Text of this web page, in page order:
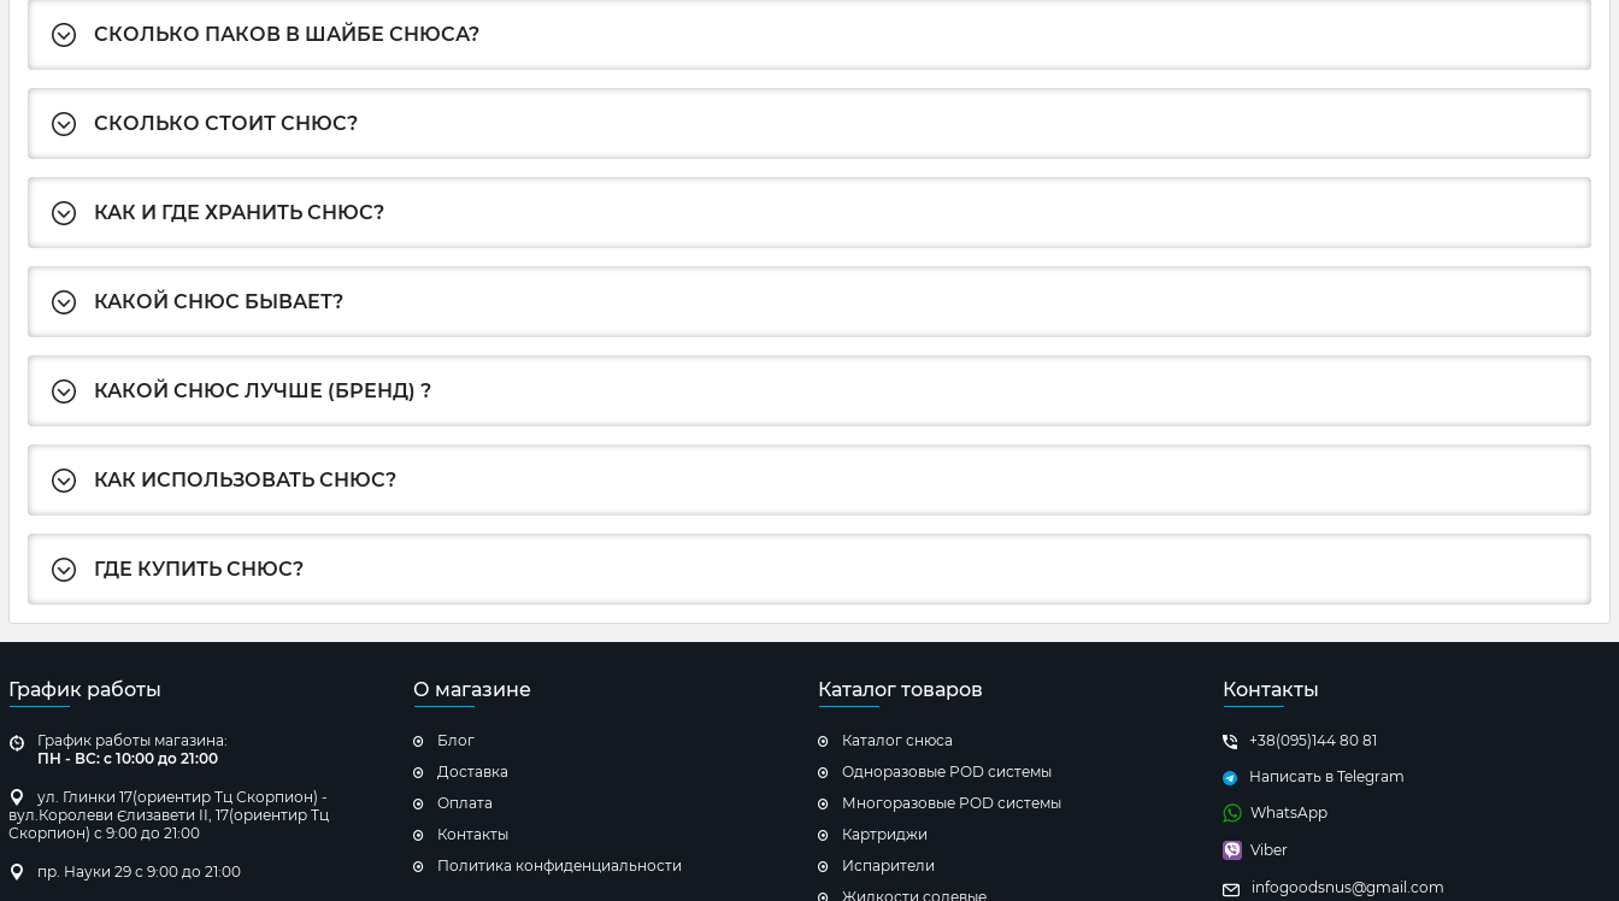
СКОЛЬКО ПАКОВ В ШАЙБЕ СНЮСА?
СКОЛЬКО СТОИТ СНЮС?
КАК И ГДЕ ХРАНИТЬ СНЮС?
КАКОЙ СНЮС БЫВАЕТ?
КАКОЙ СНЮС ЛУЧШЕ (БРЕНД) ?
КАК ИСПОЛЬЗОВАТЬ СНЮС?
ГДЕ КУПИТЬ СНЮС?
График работы
График работы магазина:
ПН - ВС: с 10:00 до 21:00
ул. Глинки 17(ориентир Тц Скорпион) -
вул.Королеви Єлизавети ІІ, 17(ориентир Тц
Скорпион) с 9:00 до 21:00
пр. Науки 29 с 9:00 до 21:00
О магазине
Блог
Доставка
Оплата
Контакты
Политика конфиденциальности
Каталог товаров
Каталог снюса
Одноразовые POD системы
Многоразовые POD системы
Картриджи
Испарители
Жидкости солевые
Контакты
+38(095)144 80 81
Написать в Telegram
WhatsApp
Viber
infogoodsnus@gmail.com